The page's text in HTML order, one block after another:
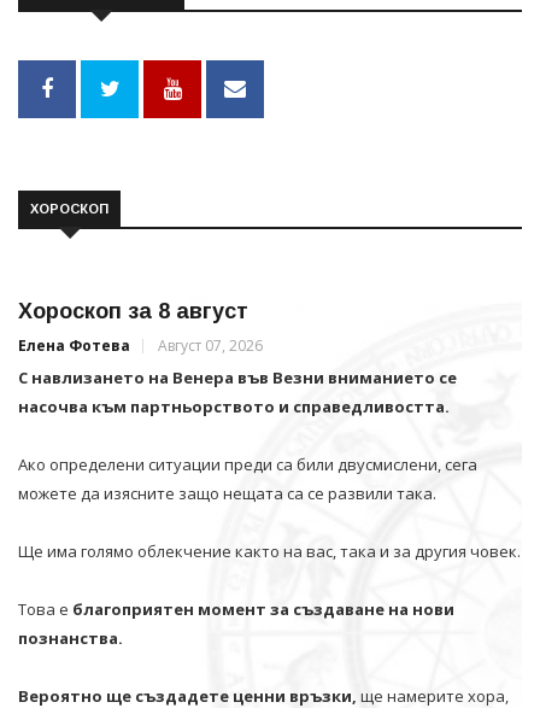
ХОРОСКОП
Хороскоп за 8 август
Елена Фотева Август 07, 2026
С навлизането на Венера във Везни вниманието се
насочва към партньорството и справедливостта.
Ако определени ситуации преди са били двусмислени, сега
можете да изясните защо нещата са се развили така.
Ще има голямо облекчение както на вас, така и за другия човек.
Това е благоприятен момент за създаване на нови
познанства.
Вероятно ще създадете ценни връзки, ще намерите хора,